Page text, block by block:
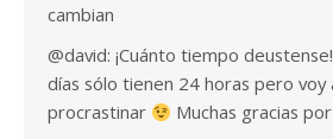
cambian
@david: ¡Cuánto tiempo
días sólo tienen 24 horas pero voy
procrastinar
Muchas gracias